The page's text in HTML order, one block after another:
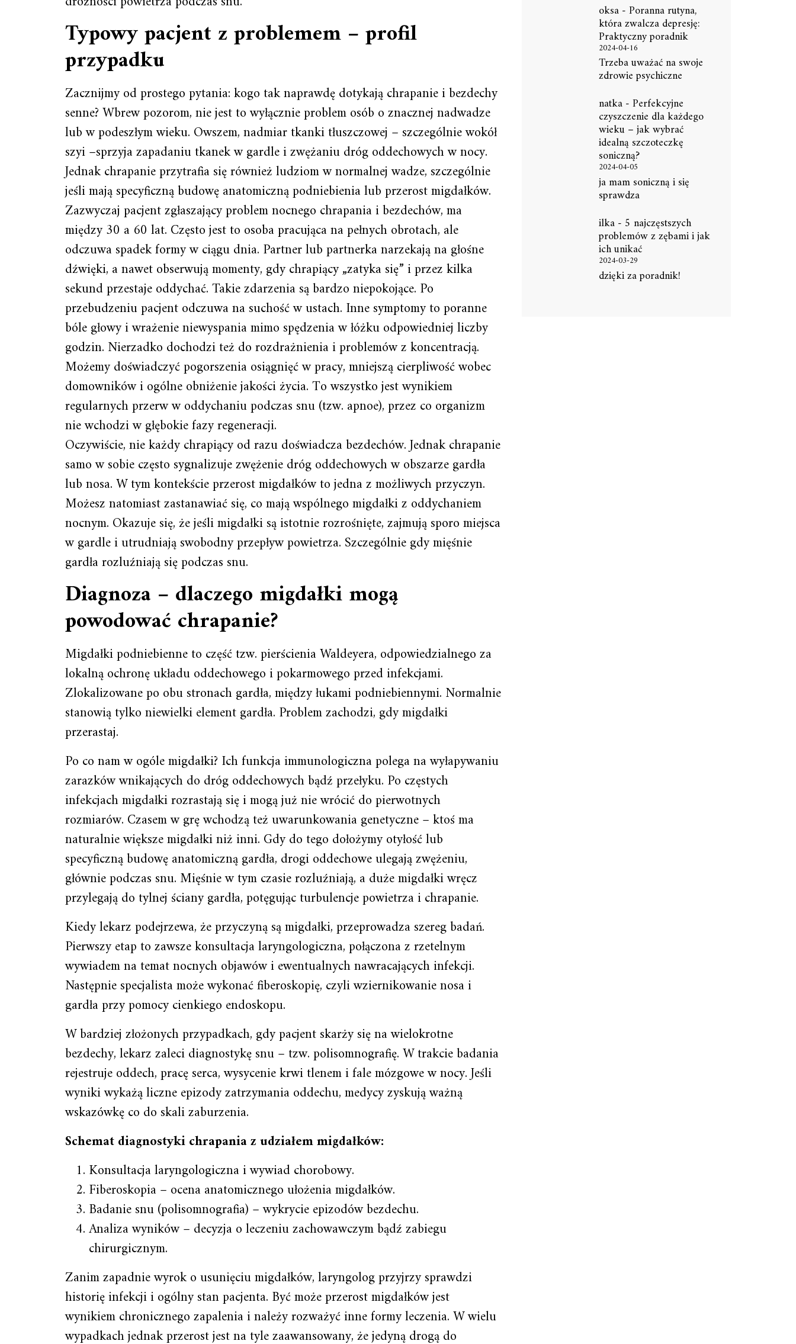
Typowy pacjent z problemem – profil
przypadku
Zacznijmy od prostego pytania: kogo tak naprawdę dotykają chrapanie i bezdechy
senne? Wbrew pozorom, nie jest to wyłącznie problem osób o znacznej nadwadze
lub w podeszłym wieku. Owszem, nadmiar tkanki tłuszczowej – szczególnie wokół
szyi –sprzyja zapadaniu tkanek w gardle i zwężaniu dróg oddechowych w nocy.
Jednak chrapanie przytrafia się również ludziom w normalnej wadze, szczególnie
jeśli mają specyficzną budowę anatomiczną podniebienia lub przerost migdałków.
Zazwyczaj pacjent zgłaszający problem nocnego chrapania i bezdechów, ma
między 30 a 60 lat. Często jest to osoba pracująca na pełnych obrotach, ale
odczuwa spadek formy w ciągu dnia. Partner lub partnerka narzekają na głośne
dźwięki, a nawet obserwują momenty, gdy chrapiący „zatyka się” i przez kilka
sekund przestaje oddychać. Takie zdarzenia są bardzo niepokojące. Po
przebudzeniu pacjent odczuwa na suchość w ustach. Inne symptomy to poranne
bóle głowy i wrażenie niewyspania mimo spędzenia w łóżku odpowiedniej liczby
godzin. Nierzadko dochodzi też do rozdrażnienia i problemów z koncentracją.
Możemy doświadczyć pogorszenia osiągnięć w pracy, mniejszą cierpliwość wobec
domowników i ogólne obniżenie jakości życia. To wszystko jest wynikiem
regularnych przerw w oddychaniu podczas snu (tzw. apnoe), przez co organizm
nie wchodzi w głębokie fazy regeneracji.
Oczywiście, nie każdy chrapiący od razu doświadcza bezdechów. Jednak chrapanie
samo w sobie często sygnalizuje zwężenie dróg oddechowych w obszarze gardła
lub nosa. W tym kontekście przerost migdałków to jedna z możliwych przyczyn.
Możesz natomiast zastanawiać się, co mają wspólnego migdałki z oddychaniem
nocnym. Okazuje się, że jeśli migdałki są istotnie rozrośnięte, zajmują sporo miejsca
w gardle i utrudniają swobodny przepływ powietrza. Szczególnie gdy mięśnie
gardła rozluźniają się podczas snu.
Diagnoza – dlaczego migdałki mogą
powodować chrapanie?
Migdałki podniebienne to część tzw. pierścienia Waldeyera, odpowiedzialnego za
lokalną ochronę układu oddechowego i pokarmowego przed infekcjami.
Zlokalizowane po obu stronach gardła, między łukami podniebiennymi. Normalnie
stanowią tylko niewielki element gardła. Problem zachodzi, gdy migdałki
przerastaj.
Po co nam w ogóle migdałki? Ich funkcja immunologiczna polega na wyłapywaniu
zarazków wnikających do dróg oddechowych bądź przełyku. Po częstych
infekcjach migdałki rozrastają się i mogą już nie wrócić do pierwotnych
rozmiarów. Czasem w grę wchodzą też uwarunkowania genetyczne – ktoś ma
naturalnie większe migdałki niż inni. Gdy do tego dołożymy otyłość lub
specyficzną budowę anatomiczną gardła, drogi oddechowe ulegają zwężeniu,
głównie podczas snu. Mięśnie w tym czasie rozluźniają, a duże migdałki wręcz
przylegają do tylnej ściany gardła, potęgując turbulencje powietrza i chrapanie.
Kiedy lekarz podejrzewa, że przyczyną są migdałki, przeprowadza szereg badań.
Pierwszy etap to zawsze konsultacja laryngologiczna, połączona z rzetelnym
wywiadem na temat nocnych objawów i ewentualnych nawracających infekcji.
Następnie specjalista może wykonać fiberoskopię, czyli wziernikowanie nosa i
gardła przy pomocy cienkiego endoskopu.
W bardziej złożonych przypadkach, gdy pacjent skarży się na wielokrotne
bezdechy, lekarz zaleci diagnostykę snu – tzw. polisomnografię. W trakcie badania
rejestruje oddech, pracę serca, wysycenie krwi tlenem i fale mózgowe w nocy. Jeśli
wyniki wykażą liczne epizody zatrzymania oddechu, medycy zyskują ważną
wskazówkę co do skali zaburzenia.
Schemat diagnostyki chrapania z udziałem migdałków:
Konsultacja laryngologiczna i wywiad chorobowy.
Fiberoskopia – ocena anatomicznego ułożenia migdałków.
Badanie snu (polisomnografia) – wykrycie epizodów bezdechu.
Analiza wyników – decyzja o leczeniu zachowawczym bądź zabiegu
chirurgicznym.
Zanim zapadnie wyrok o usunięciu migdałków, laryngolog przyjrzy sprawdzi
historię infekcji i ogólny stan pacjenta. Być może przerost migdałków jest
wynikiem chronicznego zapalenia i należy rozważyć inne formy leczenia. W wielu
wypadkach jednak przerost jest na tyle zaawansowany, że jedyną drogą do
oksa-Poranna rutyna,
która zwalcza depresję:
Praktyczny poradnik
2024-04-16
Trzeba uważać na swoje
zdrowie psychiczne
natka-Perfekcyjne
czyszczenie dla każdego
wieku – jak wybrać
idealną szczoteczkę
soniczną?
2024-04-05
ja mam soniczną i się
sprawdza
ilka- 5 najczęstszych
problemów z zębami i jak
ich unikać
2024-03-29
dzięki za poradnik!